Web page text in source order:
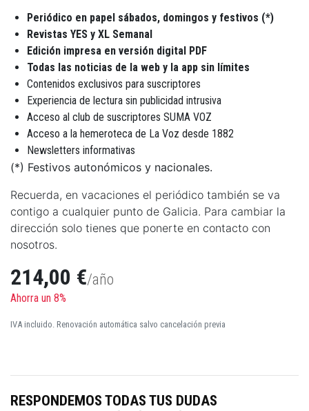
Periódico en papel sábados, domingos y festivos (*)
Revistas YES y XL Semanal
Edición impresa en versión digital PDF
Todas las noticias de la web y la app sin límites
Contenidos exclusivos para suscriptores
Experiencia de lectura sin publicidad intrusiva
Acceso al club de suscriptores SUMA VOZ
Acceso a la hemeroteca de La Voz desde 1882
Newsletters informativas
(*) Festivos autonómicos y nacionales.
Recuerda, en vacaciones el periódico también se va
contigo a cualquier punto de Galicia. Para cambiar la
dirección solo tienes que ponerte en contacto con
nosotros.
214,00 €/año
Ahorra un 8%
IVA incluido. Renovación automática salvo cancelación previa
RESPONDEMOS TODAS TUS DUDAS